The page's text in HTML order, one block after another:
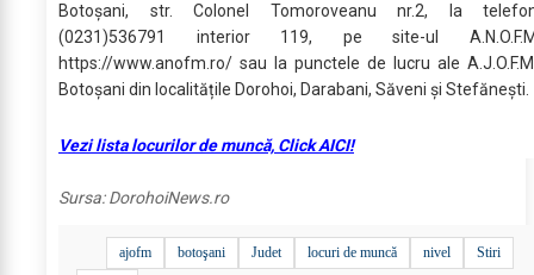
Botoșani, str. Colonel Tomoroveanu nr.2, la
(0231)536791 interior 119, pe site-ul
https://www.anofm.ro/ sau la punctele de lucru ale
Botoșani din localitățile Dorohoi, Darabani, Săveni și Stefănești.
Vezi lista locurilor de muncă, Click AICI!
Sursa:DorohoiNews.ro
ajofm botoşani Judet locuri de muncă nivel
Stiri